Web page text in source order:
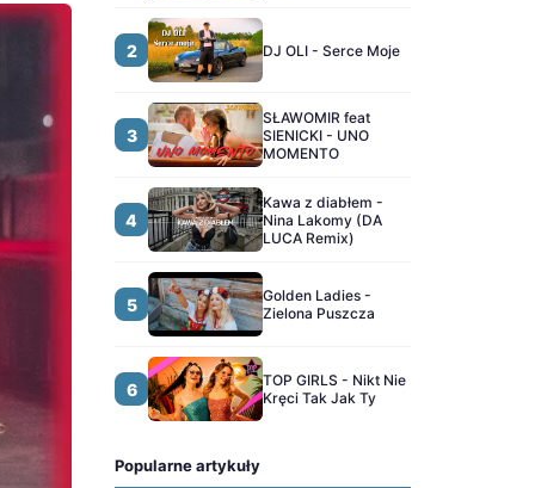
2 DJ OLI - Serce Moje
3
SŁAWOMIR feat
SIENICKI - UNO
MOMENTO
4
Kawa z diabłem -
Nina Lakomy (DA
LUCA Remix)
5
Golden Ladies -
Zielona Puszcza
6
TOP GIRLS - Nikt Nie
Kręci Tak Jak Ty
Popularne artykuły